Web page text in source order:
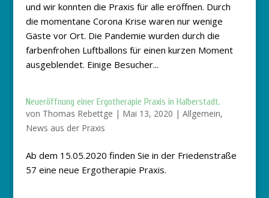
und wir konnten die Praxis für alle eröffnen. Durch
die momentane Corona Krise waren nur wenige
Gäste vor Ort. Die Pandemie wurden durch die
farbenfrohen Luftballons für einen kurzen Moment
ausgeblendet. Einige Besucher...
Neueröffnung einer Ergotherapie Praxis in Halberstadt.
von Thomas Rebettge | Mai 13, 2020 | Allgemein,
News aus der Praxis
Ab dem 15.05.2020 finden Sie in der Friedenstraße
57 eine neue Ergotherapie Praxis.